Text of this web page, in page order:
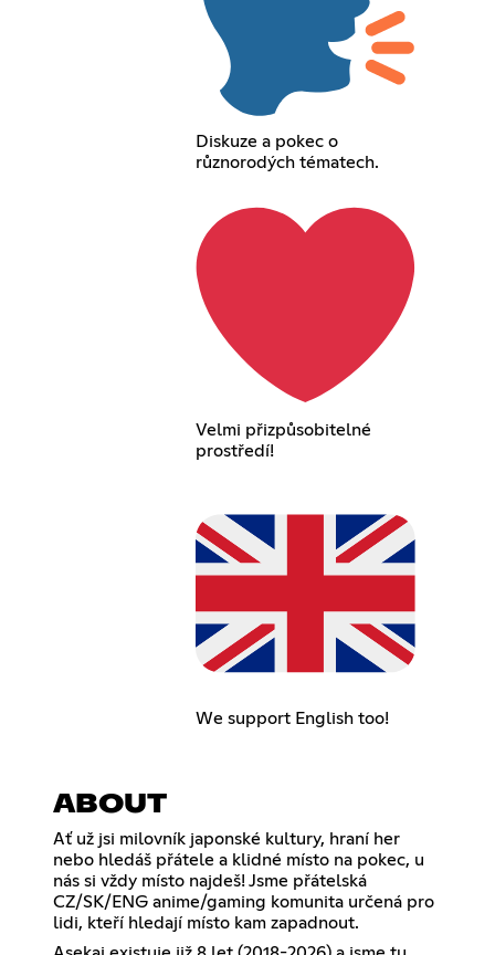
Diskuze a pokec o
různorodých tématech.
Velmi přizpůsobitelné
prostředí!
We support English too!
ABOUT
Ať už jsi milovník japonské kultury, hraní her
nebo hledáš přátele a klidné místo na pokec, u
nás si vždy místo najdeš! Jsme přátelská
CZ/SK/ENG anime/gaming komunita určená pro
lidi, kteří hledají místo kam zapadnout.